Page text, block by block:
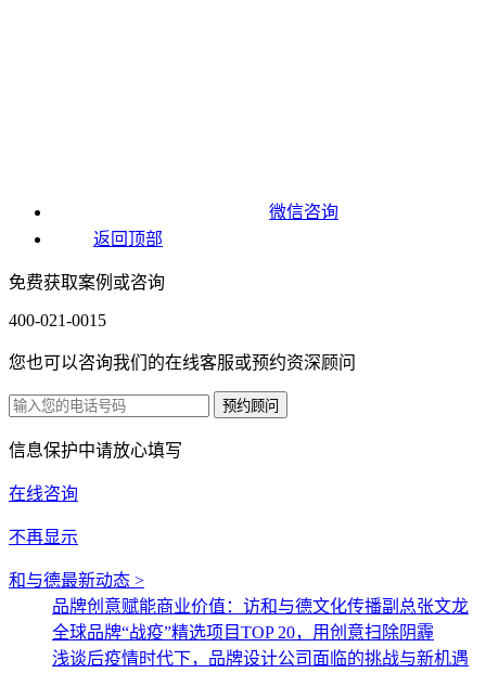
微信咨询
返回顶部
免费获取案例或咨询
400-021-0015
您也可以咨询我们的在线客服或预约资深顾问
信息保护中请放心填写
在线咨询
不再显示
和与德最新动态 >
品牌创意赋能商业价值：访和与德文化传播副总张文龙
全球品牌“战疫”精选项目TOP 20，用创意扫除阴霾
浅谈后疫情时代下，品牌设计公司面临的挑战与新机遇